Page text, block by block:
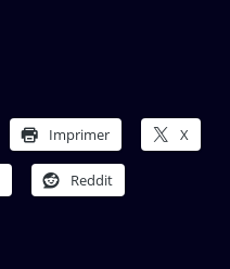
Imprimer X
Reddit